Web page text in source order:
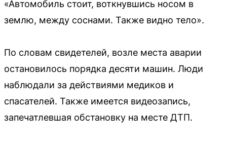
«Автомобиль стоит, воткнувшись носом в
землю, между соснами. Также видно тело».
По словам свидетелей, возле места аварии
остановилось порядка десяти машин. Люди
наблюдали за действиями медиков и
спасателей. Также имеется видеозапись,
запечатлевшая обстановку на месте ДТП.